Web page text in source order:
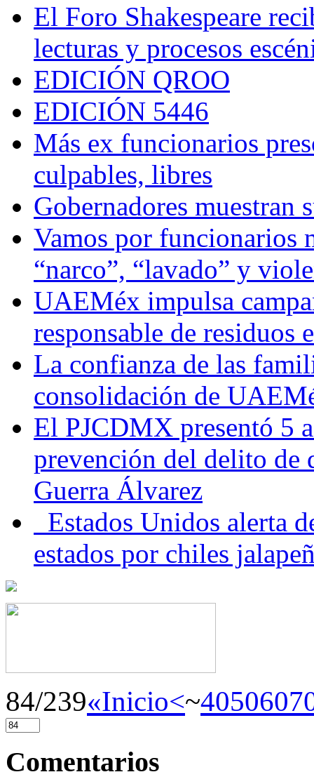
El Foro Shakespeare
lecturas y procesos
EDICIÓN QROO
EDICIÓN 5446
Más ex funcionarios
culpables, libres
Gobernadores muestran
Vamos por funcionarios
“narco”, “lavado” y
UAEMéx impulsa
responsable de residuos
La confianza de las
consolidación de
El PJCDMX presentó 5
prevención del delito de
Guerra Álvarez
Estados Unidos alerta
estados por chiles
84/239«Inicio<~405060
Comentarios